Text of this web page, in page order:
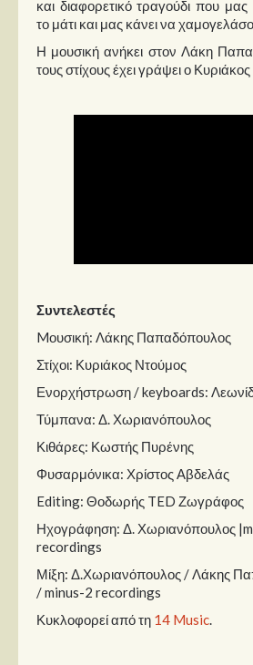
και διαφορετικό τραγούδι που μας
το μάτι και μας κάνει να
Η μουσική ανήκει στον Λάκη
τους στίχους έχει γράψει ο
Συντελεστές
Mουσική: Λάκης Παπαδόπουλος
Στίχοι: Κυριάκος Ντούμος
Ενορχήστρωση / keyboards:
Τύμπανα: Δ. Χωριανόπουλος
Κιθάρες: Κωστής Πυρένης
Φυσαρμόνικα: Χρίστος Αβδελάς
Editing: Θοδωρής TED Ζωγράφος
Ηχογράφηση: Δ. Χωριανόπουλος
recordings
Μίξη: Δ.Χωριανόπουλος / Λάκης
/ minus-2 recordings
Κυκλοφορεί από τη 14 Music.